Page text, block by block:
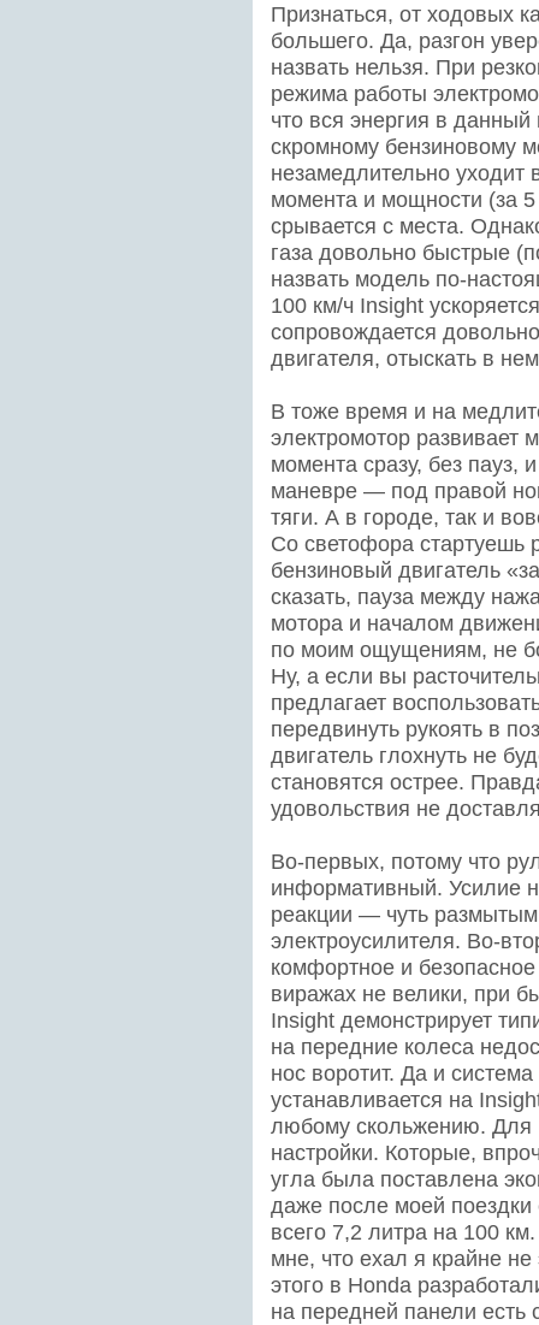
Признаться, от ходовых
большего. Да, разгон
назвать нельзя. При
режима работы
что вся энергия в
скромному бензиновому
незамедлительно уходит
момента и мощности (за
срывается с места.
газа довольно быстрые
назвать модель по-
100 км/ч Insight
сопровождается
двигателя, отыскать в
В тоже время и на
электромотор развивает
момента сразу, без пауз,
маневре — под правой
тяги. А в городе, так и
Со светофора стартуешь
бензиновый двигатель
сказать, пауза между
мотора и началом
по моим ощущениям, не
Ну, а если вы
предлагает
передвинуть рукоять в
двигатель глохнуть не
становятся острее.
удовольствия не
Во-первых, потому что
информативный. Усилие
реакции — чуть
электроусилителя. Во-
комфортное и
виражах не велики, при
Insight демонстрирует
на передние колеса
нос воротит. Да и
устанавливается на
любому скольжению. Для
настройки. Которые,
угла была поставлена
даже после моей поездки
всего 7,2 литра на 100
мне, что ехал я крайне
этого в Honda
на передней панели есть